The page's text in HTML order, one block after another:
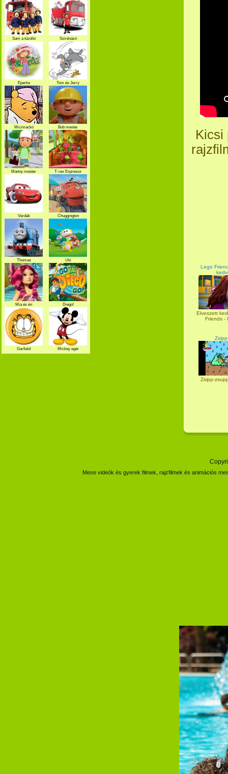
Kicsi
Lego
Elveszett
Friends -
Zsipp-
Sam a tűzoltó
Szirénázó
szupercsapat
Eperke Tom és Jerry
Micimackó Bob mester
Manny mester T-rex Expressz
Verdák Chuggington
Thomas Uki
Mia és én Diego!
Garfield Mickey egér
Mese videók és gyerek filmek, rajzfilmek és animációs